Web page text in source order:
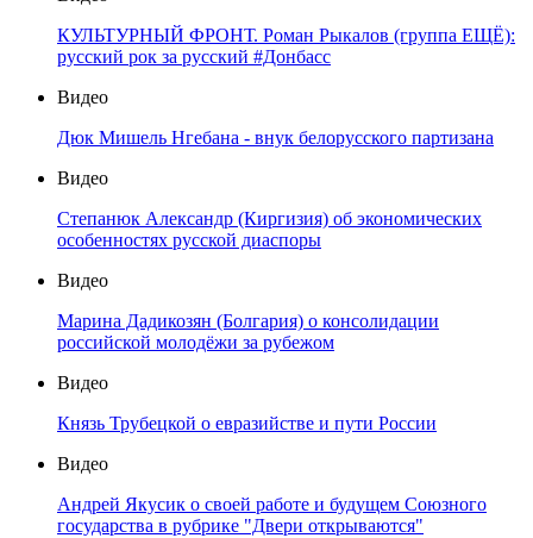
КУЛЬТУРНЫЙ ФРОНТ. Роман Рыкалов (группа ЕЩЁ):
русский рок за русский #Донбасс
Видео
Дюк Мишель Нгебана - внук белорусского партизана
Видео
Степанюк Александр (Киргизия) об экономических
особенностях русской диаспоры
Видео
Марина Дадикозян (Болгария) о консолидации
российской молодёжи за рубежом
Видео
Князь Трубецкой о евразийстве и пути России
Видео
Андрей Якусик о своей работе и будущем Союзного
государства в рубрике "Двери открываются"